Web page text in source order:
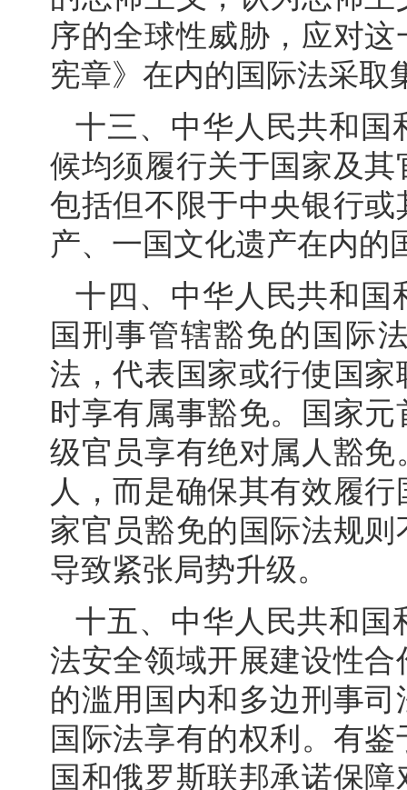
序的全球性威胁，应对
宪章》在内的国际法采取
十三、中华人民共和国
候均须履行关于国家及
包括但不限于中央银行
产、一国文化遗产在内的
十四、中华人民共和国
国刑事管辖豁免的国际
法，代表国家或行使国
时享有属事豁免。国家
级官员享有绝对属人豁
人，而是确保其有效履
家官员豁免的国际法规
导致紧张局势升级。
十五、中华人民共和国
法安全领域开展建设性
的滥用国内和多边刑事
国际法享有的权利。有
国和俄罗斯联邦承诺保